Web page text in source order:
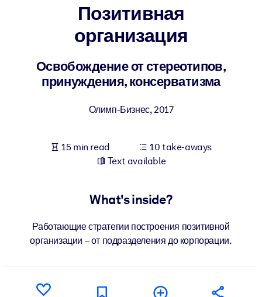
For LMS/LXP
Bring bite-sized, verified knowledge into your LMS/LXP for
learning results.
Enrich your corporate library with trusted, ready-to-use business
For AI Systems
Fuel your AI systems with reliable, structured knowledge to
Позитивная
организация
Освобождение от стереотипов,
принуждения, консерватизма
Олимп-Бизнес,2017
15 min read
10 take-aways
Text available
What's inside?
Работающие стратегии построения позитивной
организации – от подразделения до корпорации.